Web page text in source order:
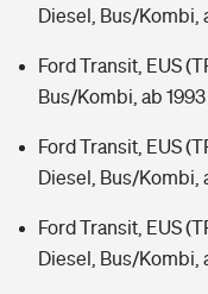
Diesel, Bus/Kombi,
Ford Transit, EUS
Bus/Kombi, ab 1993
Ford Transit, EUS
Diesel, Bus/Kombi,
Ford Transit, EUS
Diesel, Bus/Kombi,